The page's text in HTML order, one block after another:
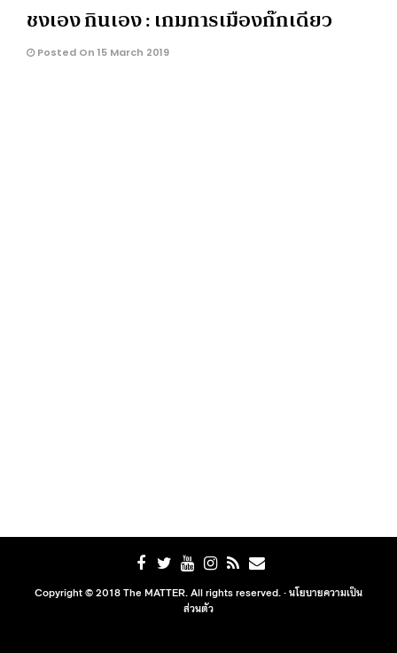
ชงเอง กินเอง : เกมการเมืองก๊กเดียว
Posted On 15 March 2019
Copyright © 2018 The MATTER. All rights reserved. ·นโยบายความเป็น
ส่วนตัว